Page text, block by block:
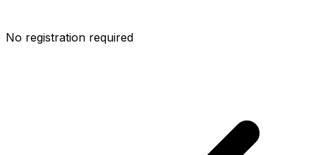
No registration required